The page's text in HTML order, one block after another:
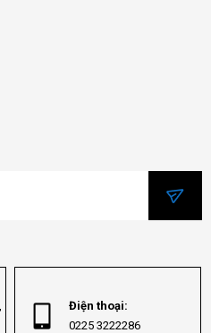
Điện thoại:
0225 3222286